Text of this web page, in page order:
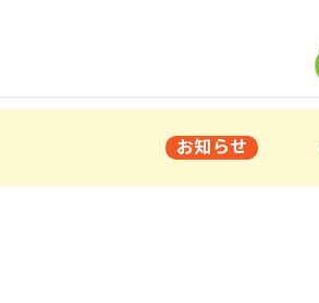
お知らせ